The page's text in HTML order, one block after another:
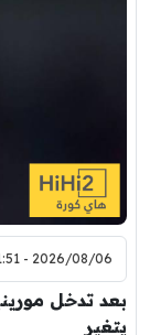
2026/08/06 - 01:51
بعد تدخل
يتغير